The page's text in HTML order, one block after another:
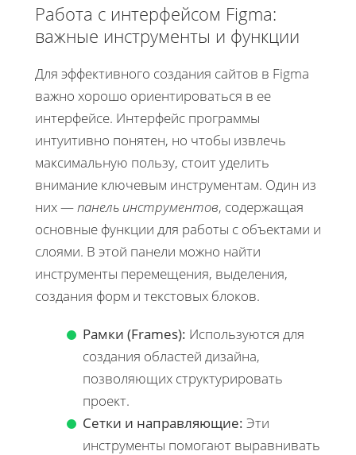
Работа с интерфейсом Figma:
важные инструменты и функции
Для эффективного создания сайтов в Figma
важно хорошо ориентироваться в ее
интерфейсе. Интерфейс программы
интуитивно понятен, но чтобы извлечь
максимальную пользу, стоит уделить
внимание ключевым инструментам. Один из
них —панель инструментов, содержащая
основные функции для работы с объектами и
слоями. В этой панели можно найти
инструменты перемещения, выделения,
создания форм и текстовых блоков.
Рамки (Frames): Используются для
создания областей дизайна,
позволяющих структурировать
проект.
Сетки и направляющие: Эти
инструменты помогают выравнивать